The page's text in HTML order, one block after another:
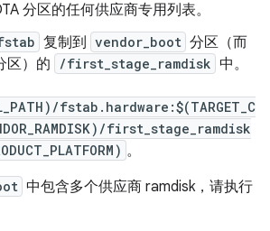
分区的任何供应商专用列表。
复制到 vendor_boot 分区（而
区）的 /first_stage_ramdisk 中。
fstab.hardware:$(TARGET_C
first_stage_ramdisk
。
中包含多个供应商 ramdisk，请执行